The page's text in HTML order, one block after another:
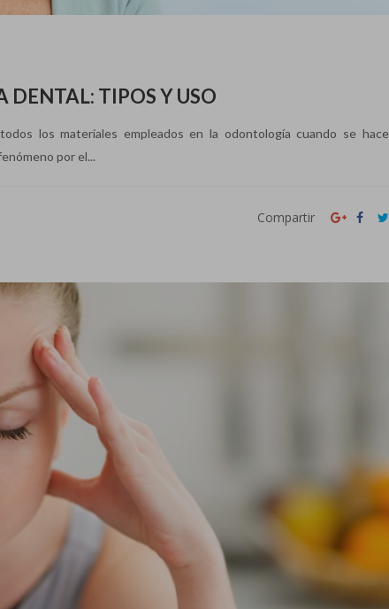
DENTAL: TIPOS Y USO
los materiales empleados en la odontología cuando se hace
por el...
Compartir